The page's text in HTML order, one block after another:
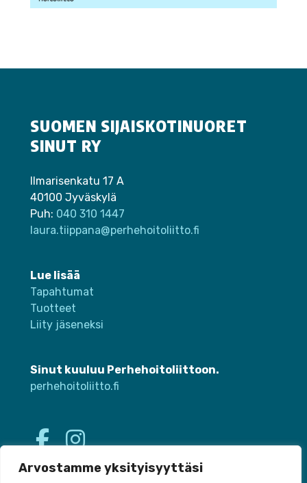
Arvostamme yksityisyyttäsi
SUOMEN SIJAISKOTINUORET
SINUT RY
Ilmarisenkatu 17 A
40100 Jyväskylä
Puh: 040 310 1447
laura.tiippana@perhehoitoliitto.fi
Lue lisää
Tapahtumat
Tuotteet
Liity jäseneksi
Sinut kuuluu Perhehoitoliittoon.
perhehoitoliitto.fi